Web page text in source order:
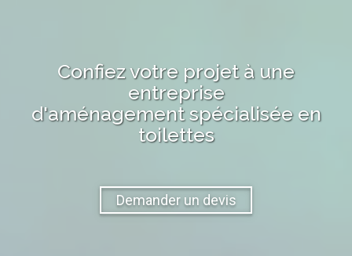
Confiez votre projet à une
entreprise
d'aménagementspécialisée en
toilettes
Demander un devis